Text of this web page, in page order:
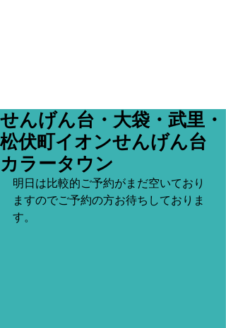
せんげん台・大袋・武里・
松伏町イオンせんげん台
カラータウン
明日は比較的ご予約がまだ空いており
ますのでご予約の方お待ちしておりま
す。